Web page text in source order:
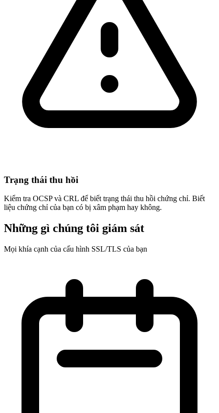
Trạng thái thu hồi
Kiểm tra OCSP và CRL để biết trạng thái thu hồi chứng chỉ. Biết
liệu chứng chỉ của bạn có bị xâm phạm hay không.
Những gì chúng tôi giám sát
Mọi khía cạnh của cấu hình SSL/TLS của bạn